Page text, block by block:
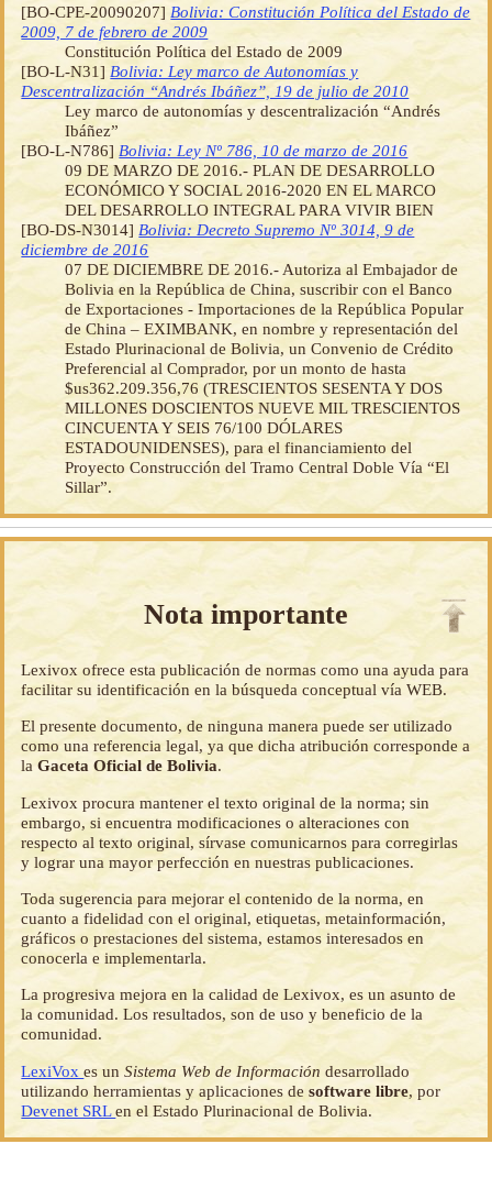
[BO-CPE-20090207] Bolivia: Constitución Política del Estado de
2009, 7 de febrero de 2009
Constitución Política del Estado de 2009
[BO-L-N31] Bolivia: Ley marco de Autonomías y
Descentralización “Andrés Ibáñez”, 19 de julio de 2010
Ley marco de autonomías y descentralización “Andrés
Ibáñez”
[BO-L-N786] Bolivia: Ley Nº 786, 10 de marzo de 2016
09 DE MARZO DE 2016.- PLAN DE DESARROLLO
ECONÓMICO Y SOCIAL 2016-2020 EN EL MARCO
DEL DESARROLLO INTEGRAL PARA VIVIR BIEN
[BO-DS-N3014] Bolivia: Decreto Supremo Nº 3014, 9 de
diciembre de 2016
07 DE DICIEMBRE DE 2016.- Autoriza al Embajador de
Bolivia en la República de China, suscribir con el Banco
de Exportaciones - Importaciones de la República Popular
de China – EXIMBANK, en nombre y representación del
Estado Plurinacional de Bolivia, un Convenio de Crédito
Preferencial al Comprador, por un monto de hasta
$us362.209.356,76 (TRESCIENTOS SESENTA Y DOS
MILLONES DOSCIENTOS NUEVE MIL TRESCIENTOS
CINCUENTA Y SEIS 76/100 DÓLARES
ESTADOUNIDENSES), para el financiamiento del
Proyecto Construcción del Tramo Central Doble Vía “El
Sillar”.
Nota importante
Lexivox ofrece esta publicación de normas como una ayuda para
facilitar su identificación en la búsqueda conceptual vía WEB.
El presente documento, de ninguna manera puede ser utilizado
como una referencia legal, ya que dicha atribución corresponde a
laGaceta Oficial de Bolivia.
Lexivox procura mantener el texto original de la norma; sin
embargo, si encuentra modificaciones o alteraciones con
respecto al texto original, sírvase comunicarnos para corregirlas
y lograr una mayor perfección en nuestras publicaciones.
Toda sugerencia para mejorar el contenido de la norma, en
cuanto a fidelidad con el original, etiquetas, metainformación,
gráficos o prestaciones del sistema, estamos interesados en
conocerla e implementarla.
La progresiva mejora en la calidad de Lexivox, es un asunto de
la comunidad. Los resultados, son de uso y beneficio de la
comunidad.
LexiVoxes unSistema Web de Información desarrollado
utilizando herramientas y aplicaciones desoftware libre, por
Devenet SRLen el Estado Plurinacional de Bolivia.